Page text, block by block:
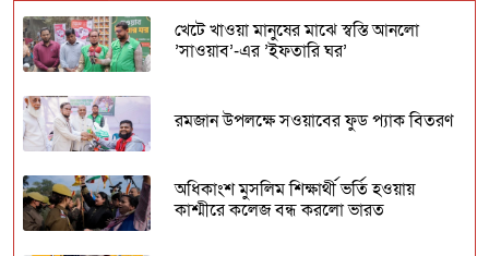
খেটে খাওয়া মানুষের মাঝে স্বস্তি আনলো
’সাওয়াব’-এর ’ইফতারি ঘর’
রমজান উপলক্ষে সওয়াবের ফুড প্যাক বিতরণ
অধিকাংশ মুসলিম শিক্ষার্থী ভর্তি হওয়ায়
কাশ্মীরে কলেজ বন্ধ করলো ভারত